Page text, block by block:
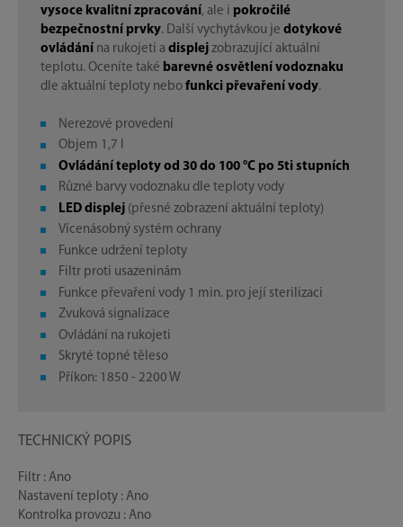
vysoce kvalitní zpracování, ale i pokročilé
bezpečnostní prvky. Další vychytávkou je dotykové
ovládání na rukojeti a displej zobrazující aktuální
teplotu. Oceníte také barevné osvětlení vodoznaku
dle aktuální teploty nebo funkci převaření vody.
Nerezové provedení
Objem 1,7 l
Ovládání teploty od 30 do 100 °C po 5ti stupních
Různé barvy vodoznaku dle teploty vody
LED displej (přesné zobrazení aktuální teploty)
Vícenásobný systém ochrany
Funkce udržení teploty
Filtr proti usazeninám
Funkce převaření vody 1 min. pro její sterilizaci
Zvuková signalizace
Ovládání na rukojeti
Skryté topné těleso
Příkon: 1850 - 2200 W
TECHNICKÝ POPIS
Filtr : Ano
Nastavení teploty : Ano
Kontrolka provozu : Ano